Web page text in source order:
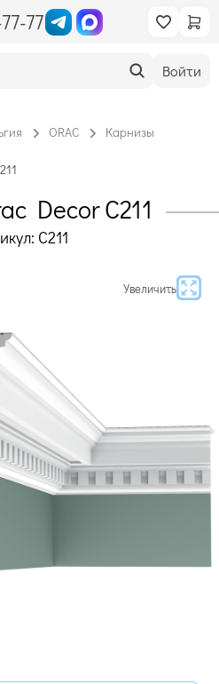
77
Войти
ORAC Карнизы
Decor C211
C211
Увеличить